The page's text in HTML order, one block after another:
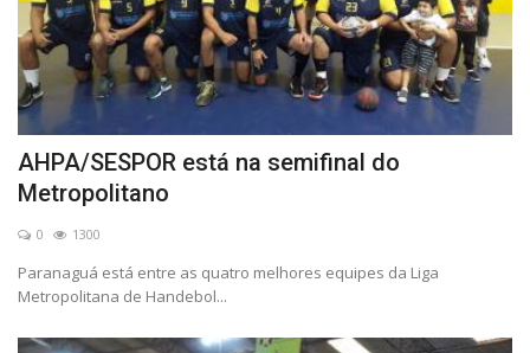
AHPA/SESPOR está na semifinal do
Metropolitano
0 1300
Paranaguá está entre as quatro melhores equipes da Liga
Metropolitana de Handebol...